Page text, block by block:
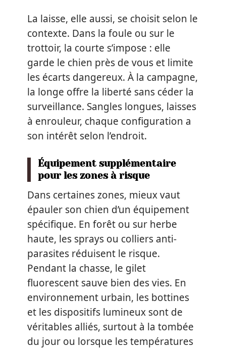
La laisse, elle aussi, se choisit selon le
contexte. Dans la foule ou sur le
trottoir, la courte s’impose : elle
garde le chien près de vous et limite
les écarts dangereux. À la campagne,
la longe offre la liberté sans céder la
surveillance. Sangles longues, laisses
à enrouleur, chaque configuration a
son intérêt selon l’endroit.
Équipement supplémentaire
pour les zones à risque
Dans certaines zones, mieux vaut
épauler son chien d’un équipement
spécifique. En forêt ou sur herbe
haute, les sprays ou colliers anti-
parasites réduisent le risque.
Pendant la chasse, le gilet
fluorescent sauve bien des vies. En
environnement urbain, les bottines
et les dispositifs lumineux sont de
véritables alliés, surtout à la tombée
du jour ou lorsque les températures